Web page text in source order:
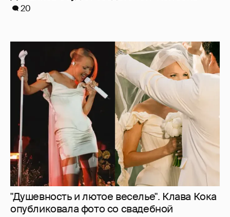
"Душевность и лютое веселье". Клава Кока
опубликовала фото со свадебной
вечеринки
25